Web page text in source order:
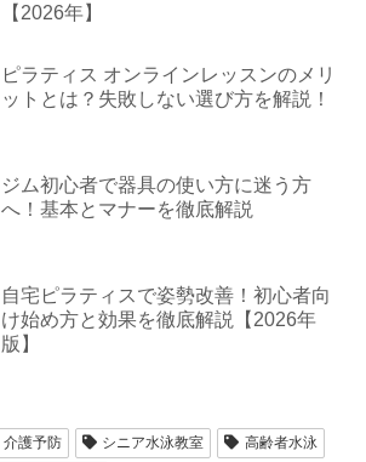
【2026年】
ピラティス オンラインレッスンのメリ
ットとは？失敗しない選び方を解説！
ジム初心者で器具の使い方に迷う方
へ！基本とマナーを徹底解説
自宅ピラティスで姿勢改善！初心者向
け始め方と効果を徹底解説【2026年
版】
介護予防 シニア水泳教室
高齢者水泳